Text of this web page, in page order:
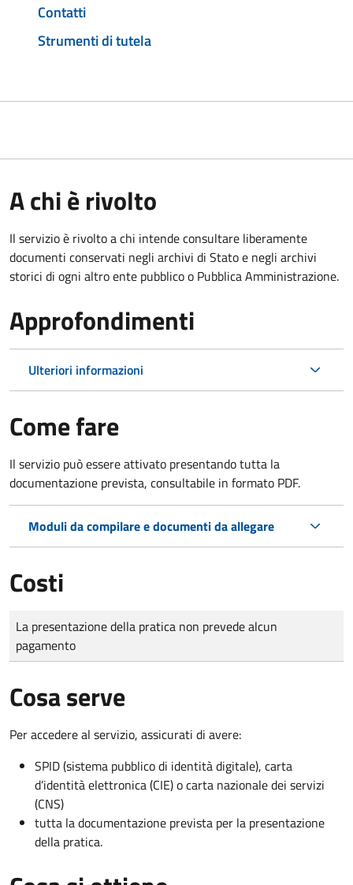
Contatti
Strumenti di tutela
A chi è rivolto
Il servizio è rivolto a chi intende consultare liberamente
documenti conservati negli archivi di Stato e negli archivi
storici di ogni altro ente pubblico o Pubblica Amministrazione.
Approfondimenti
Ulteriori informazioni
Come fare
Il servizio può essere attivato presentando tutta la
documentazione prevista, consultabile in formato PDF.
Moduli da compilare e documenti da allegare
Costi
Tipo di pagamento
Importo
La presentazione della pratica non prevede alcun
pagamento
Cosa serve
Per accedere al servizio, assicurati di avere:
SPID (sistema pubblico di identità digitale), carta
d’identità elettronica (CIE) o carta nazionale dei servizi
(CNS)
tutta la documentazione prevista per la presentazione
della pratica.